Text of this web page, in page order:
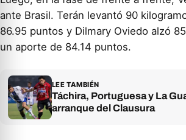
ante Brasil. Terán levantó 90
86.95 puntos y Dilmary Oviedo alzó
un aporte de 84.14 puntos.
LEE TAMBIÉN
Táchira, Portuguesa y La
arranque del Clausura